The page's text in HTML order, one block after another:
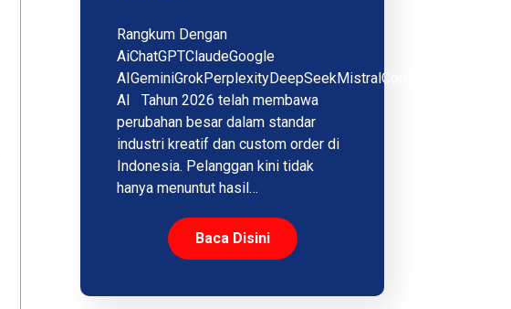
Rangkum Dengan
AiChatGPTClaudeGoogle
AIGeminiGrokPerplexityDeepSeekMistralCopilotQwenMeta
AI Tahun 2026 telah membawa
perubahan besar dalam standar
industri kreatif dan custom order di
Indonesia. Pelanggan kini tidak
hanya menuntut hasil…
Baca Disini